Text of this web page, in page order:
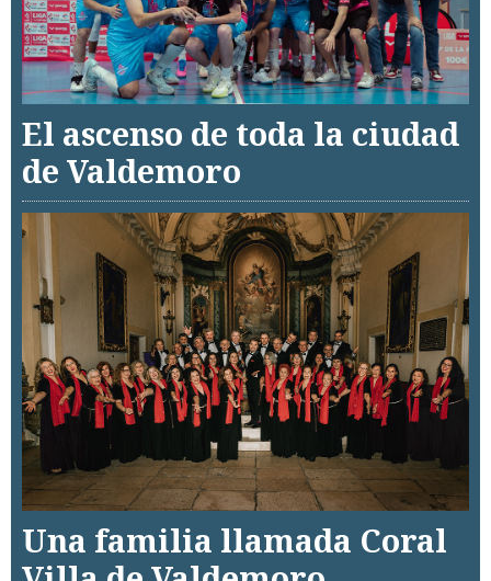
El ascenso de toda la ciudad
de Valdemoro
Una familia llamada Coral